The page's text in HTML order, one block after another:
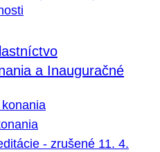
a Inauguračné
- zrušené 11. 4.